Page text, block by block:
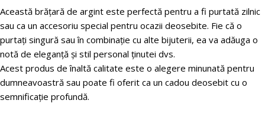
Această brățară de argint este perfectă pentru a fi purtată zilnic
sau ca un accesoriu special pentru ocazii deosebite. Fie că o
purtați singură sau în combinație cu alte bijuterii, ea va adăuga o
notă de eleganță și stil personal ținutei dvs.
Acest produs de înaltă calitate este o alegere minunată pentru
dumneavoastră sau poate fi oferit ca un cadou deosebit cu o
semnificație profundă.